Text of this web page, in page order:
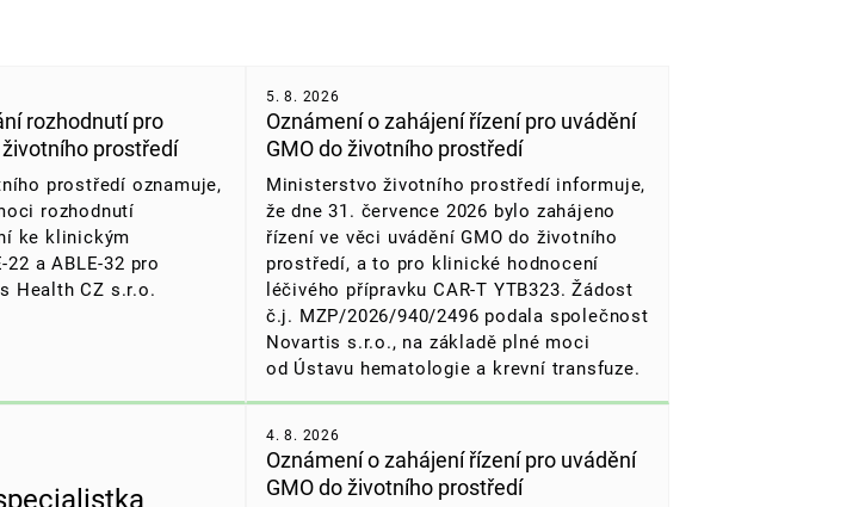
rozhodnutí pro
prostředí
prostředí oznamuje,
rozhodnutí
ke klinickým
a ABLE-32 pro
Health CZ s.r.o.
Oznámení o zahájení řízení pro uvádění
GMO do životního prostředí
Ministerstvo životního prostředí informuje,
že dne 31. července 2026 bylo zahájeno
řízení ve věci uvádění GMO do životního
prostředí, a to pro klinické hodnocení
léčivého přípravku CAR-T YTB323. Žádost
č.j. MZP/2026/940/2496 podala společnost
Novartis s.r.o., na základě plné moci
od Ústavu hematologie a krevní transfuze.
5. 8. 2026
Oznámení o zahájení řízení pro uvádění
GMO do životního prostředí
4. 8. 2026